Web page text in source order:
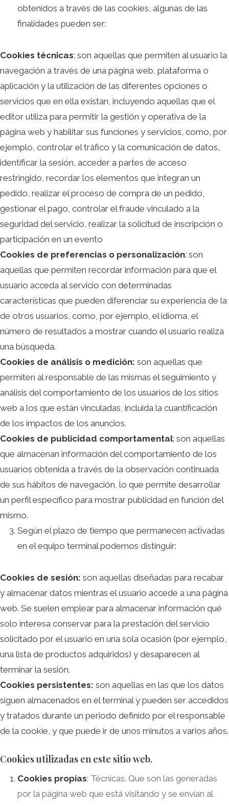
obtenidos a través de las cookies, algunas de las
finalidades pueden ser:
Cookies técnicas: son aquellas que permiten al usuario la
navegación a través de una página web, plataforma o
aplicación y la utilización de las diferentes opciones o
servicios que en ella existan, incluyendo aquellas que el
editor utiliza para permitir la gestión y operativa de la
página web y habilitar sus funciones y servicios, como, por
ejemplo, controlar el tráfico y la comunicación de datos,
identificar la sesión, acceder a partes de acceso
restringido, recordar los elementos que integran un
pedido, realizar el proceso de compra de un pedido,
gestionar el pago, controlar el fraude vinculado a la
seguridad del servicio, realizar la solicitud de inscripción o
participación en un evento
Cookies de preferencias o personalización: son
aquellas que permiten recordar información para que el
usuario acceda al servicio con determinadas
características que pueden diferenciar su experiencia de la
de otros usuarios, como, por ejemplo, el idioma, el
número de resultados a mostrar cuando el usuario realiza
una búsqueda.
Cookies de análisis o medición: son aquellas que
permiten al responsable de las mismas el seguimiento y
análisis del comportamiento de los usuarios de los sitios
web a los que están vinculadas, incluida la cuantificación
de los impactos de los anuncios.
Cookies de publicidad comportamental: son aquellas
que almacenan información del comportamiento de los
usuarios obtenida a través de la observación continuada
de sus hábitos de navegación, lo que permite desarrollar
un perfil específico para mostrar publicidad en función del
mismo.
Según el plazo de tiempo que permanecen activadas
en el equipo terminal podemos distinguir:
Cookies de sesión: son aquellas diseñadas para recabar
y almacenar datos mientras el usuario accede a una página
web. Se suelen emplear para almacenar información qué
solo interesa conservar para la prestación del servicio
solicitado por el usuario en una sola ocasión (por ejemplo,
una lista de productos adquiridos) y desaparecen al
terminar la sesión.
Cookies persistentes: son aquellas en las que los datos
siguen almacenados en el terminal y pueden ser accedidos
y tratados durante un periodo definido por el responsable
de la cookie, y que puede ir de unos minutos a varios años.
Cookies utilizadas en este sitio web.
Cookies propias: Técnicas. Que son las generadas
por la página web que está visitando y se envían al